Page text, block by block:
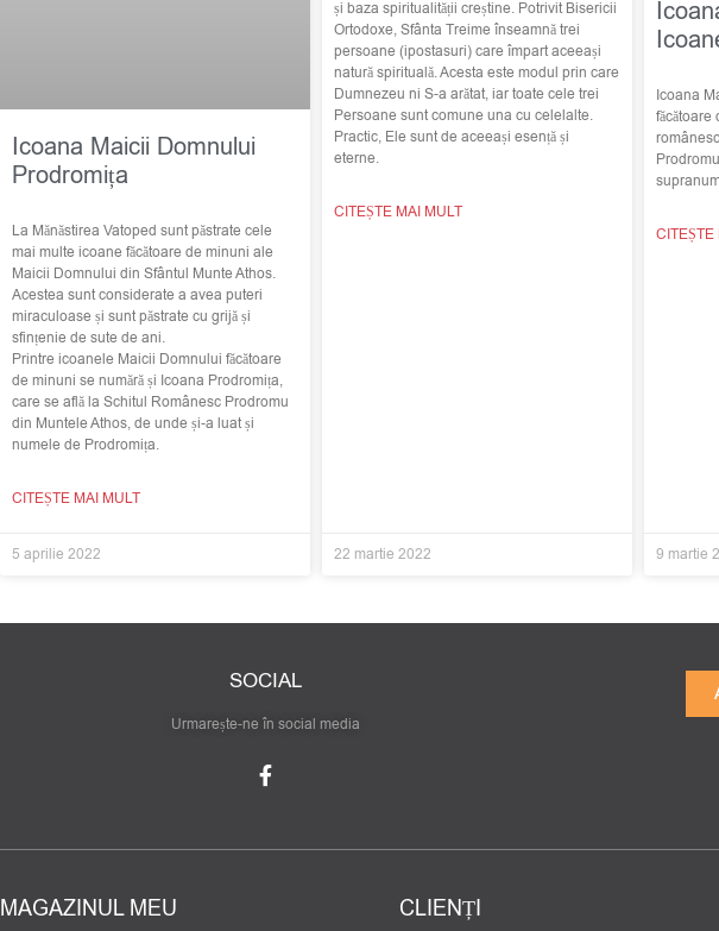
Icoana Maicii Domnului
Prodromița
La Mănăstirea Vatoped sunt păstrate cele
mai multe icoane făcătoare de minuni ale
Maicii Domnului din Sfântul Munte Athos.
Acestea sunt considerate a avea puteri
miraculoase și sunt păstrate cu grijă și
sfințenie de sute de ani.
Printre icoanele Maicii Domnului făcătoare
de minuni se numără și Icoana Prodromița,
care se află la Schitul Românesc Prodromu
din Muntele Athos, de unde și-a luat și
numele de Prodromița.
CITEȘTE MAI MULT
5 aprilie 2022
și baza spiritualității creștine. Potrivit Bisericii
Ortodoxe, Sfânta Treime înseamnă trei
persoane (ipostasuri) care împart aceeași
natură spirituală. Acesta este modul prin care
Dumnezeu ni S-a arătat, iar toate cele trei
Persoane sunt comune una cu celelalte.
Practic, Ele sunt de aceeași esență și
eterne.
CITEȘTE MAI MULT
22 martie 2022
Icoana
CITEȘTE
9 martie
SOCIAL
Urmarește-ne în social media
MAGAZINUL MEU CLIENȚI